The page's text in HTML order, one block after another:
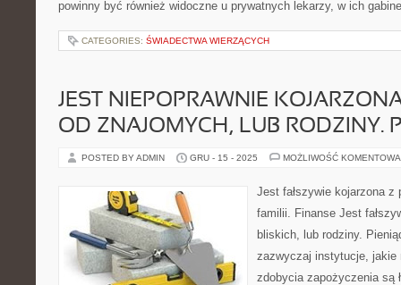
powinny być również widoczne u prywatnych lekarzy, w ich
CATEGORIES: ŚWIADECTWA WIERZĄCYCH
JEST NIEPOPRAWNIE
OD ZNAJOMYCH, LUB RODZINY.
POSTED BY ADMIN GRU - 15 - 2025 MOŻLIWOŚĆ
Jest fałszywie kojarzona
familii. Finanse Jest
bliskich, lub rodziny.
zazwyczaj instytucje, jakie
zdobycia zapożyczenia są